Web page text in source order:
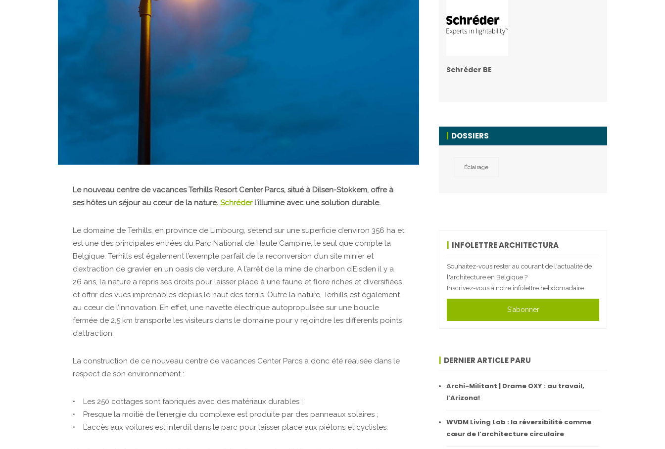
Le nouveau centre de vacances Terhills Resort Center Parcs, situé à Dilsen-Stokkem, offre à
ses hôtes un séjour au cœur de la nature. Schréderl'illumine avec une solution durable.
Le domaine de Terhills, en province de Limbourg, s’étend sur une superficie d’environ 356 ha et
est une des principales entrées du Parc National de Haute Campine, le seul que compte la
Belgique. Terhills est également l’exemple parfait de la reconversion d’un site minier et
d’extraction de gravier en un oasis de verdure. A l’arrêt de la mine de charbon d’Eisden il y a
26 ans, la nature a repris ses droits pour laisser place à une faune et flore riches et diversifiées
et offrir des vues imprenables depuis le haut des terrils. Outre la nature, Terhills est également
au cœur de l’innovation. En effet, une navette électrique autopropulsée sur une boucle
fermée de 2,5 km transporte les visiteurs dans le domaine pour y rejoindre les différents points
d’attraction.
La construction de ce nouveau centre de vacances Center Parcs a donc été réalisée dans le
respect de son environnement :
• Les 250 cottages sont fabriqués avec des matériaux durables ;
• Presque la moitié de l’énergie du complexe est produite par des panneaux solaires ;
• L’accès aux voitures est interdit dans le parc pour laisser place aux piétons et cyclistes.
Schréder BE
DOSSIERS
Éclairage
INFOLETTRE ARCHITECTURA
Souhaitez-vous rester au courant de l'actualité de
l'architecture en Belgique ?
Inscrivez-vous à notre infolettre hebdomadaire.
S'abonner
DERNIER ARTICLE PARU
Archi-Militant | Drame OXY : au travail,
l’Arizona!
WVDM Living Lab : la réversibilité comme
cœur de l’architecture circulaire